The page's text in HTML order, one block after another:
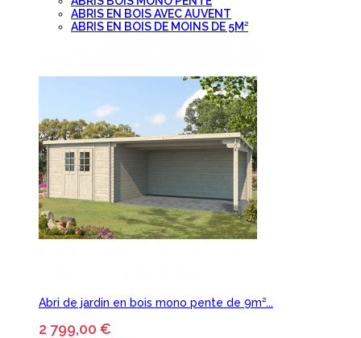
ABRIS EN BOIS AVEC AUVENT
ABRIS EN BOIS DE MOINS DE 5M²
Abri de jardin en bois mono pente de 9m²...
2 799,00 €